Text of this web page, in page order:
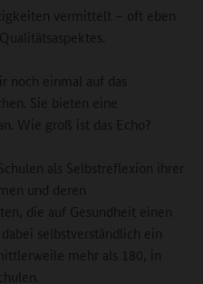
vermittelt – oft eben
noch einmal auf das
Sie bieten eine
Wie groß ist das Echo?
als Selbstreflexion ihrer
und deren
die auf Gesundheit einen
selbstverständlich ein
mehr als 180, in